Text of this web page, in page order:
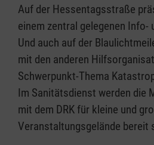
Auf der Hessentagsstraße
einem zentral gelegenen Info-
Und auch auf der
mit den anderen
Schwerpunkt-Thema
Im Sanitätsdienst werden die
mit dem DRK für kleine und
Veranstaltungsgelände bereit